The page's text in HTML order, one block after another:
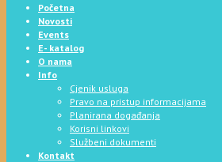
Početna
Novosti
Events
E- katalog
O nama
Info
Cjenik usluga
Pravo na pristup informacijama
Planirana događanja
Korisni linkovi
Službeni dokumenti
Kontakt